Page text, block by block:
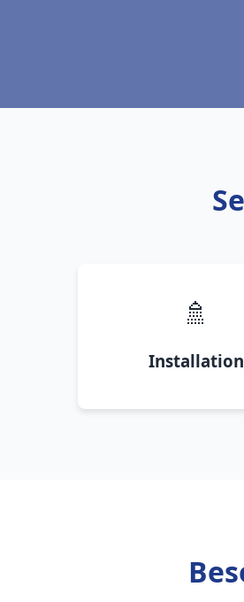
🚿
Installation